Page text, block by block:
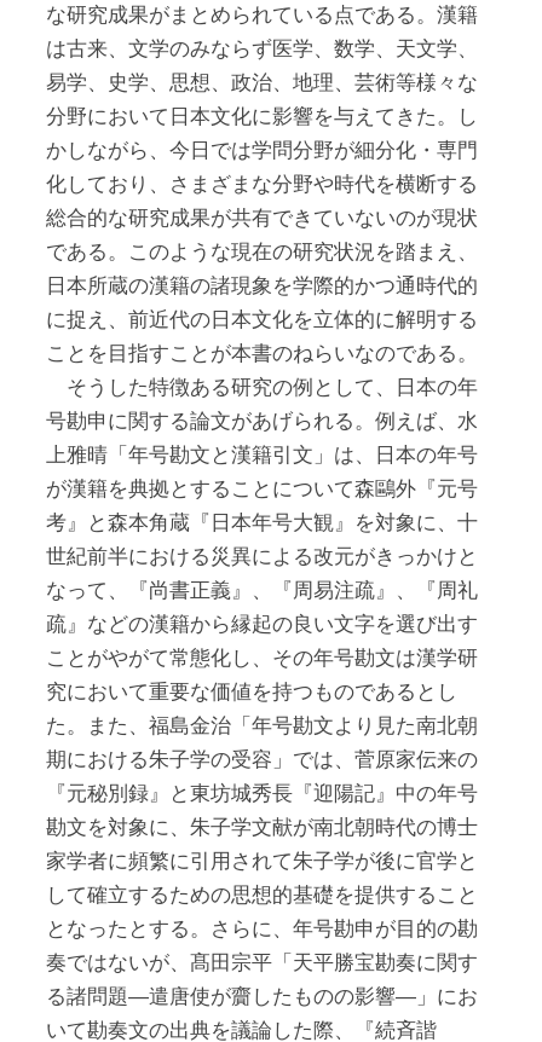
な研究成果がまとめられている点である。漢籍
は古来、文学のみならず医学、数学、天文学、
易学、史学、思想、政治、地理、芸術等様々な
分野において日本文化に影響を与えてきた。し
かしながら、今日では学問分野が細分化・専門
化しており、さまざまな分野や時代を横断する
総合的な研究成果が共有できていないのが現状
である。このような現在の研究状況を踏まえ、
日本所蔵の漢籍の諸現象を学際的かつ通時代的
に捉え、前近代の日本文化を立体的に解明する
ことを目指すことが本書のねらいなのである。
そうした特徴ある研究の例として、日本の年
号勘申に関する論文があげられる。例えば、水
上雅晴「年号勘文と漢籍引文」は、日本の年号
が漢籍を典拠とすることについて森鷗外『元号
考』と森本角蔵『日本年号大観』を対象に、十
世紀前半における災異による改元がきっかけと
なって、『尚書正義』、『周易注疏』、『周礼
疏』などの漢籍から縁起の良い文字を選び出す
ことがやがて常態化し、その年号勘文は漢学研
究において重要な価値を持つものであるとし
た。また、福島金治「年号勘文より見た南北朝
期における朱子学の受容」では、菅原家伝来の
『元秘別録』と東坊城秀長『迎陽記』中の年号
勘文を対象に、朱子学文献が南北朝時代の博士
家学者に頻繁に引用されて朱子学が後に官学と
して確立するための思想的基礎を提供すること
となったとする。さらに、年号勘申が目的の勘
奏ではないが、髙田宗平「天平勝宝勘奏に関す
る諸問題―遣唐使が齎したものの影響―」にお
いて勘奏文の出典を議論した際、『続斉諧